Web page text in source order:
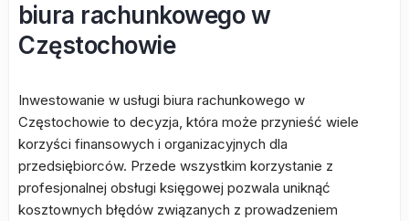
biura rachunkowego w
Częstochowie
Inwestowanie w usługi biura rachunkowego w
Częstochowie to decyzja, która może przynieść wiele
korzyści finansowych i organizacyjnych dla
przedsiębiorców. Przede wszystkim korzystanie z
profesjonalnej obsługi księgowej pozwala uniknąć
kosztownych błędów związanych z prowadzeniem